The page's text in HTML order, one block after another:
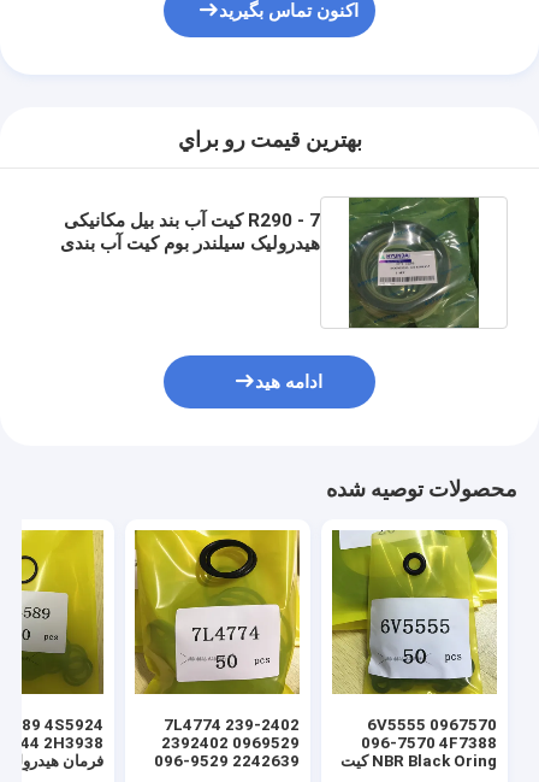
اکنون تماس بگیرید
بهترين قيمت رو براي
R290 - 7 کیت آب بند بیل مکانیکی
هیدرولیک سیلندر بوم کیت آب بندی
ادامه هید
محصولات توصیه شده
6V5555 0967570
096-7570 4F7388
NBR Black Oring کیت
7L4774 239-2402
2392402 0969529
096-9529 2242639
فرمان